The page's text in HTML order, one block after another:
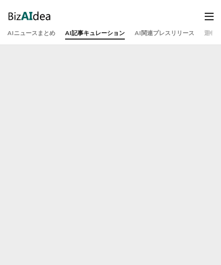
AIニュースまとめ AI記事キュレーション AI関連プレスリリース 運営